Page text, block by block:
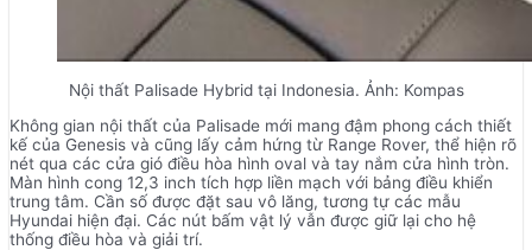
Nội thất Palisade Hybrid tại Indonesia. Ảnh: Kompas
Không gian nội thất của Palisade mới mang đậm phong cách thiết
kế của Genesis và cũng lấy cảm hứng từ Range Rover, thể hiện rõ
nét qua các cửa gió điều hòa hình oval và tay nắm cửa hình tròn.
Màn hình cong 12,3 inch tích hợp liền mạch với bảng điều khiển
trung tâm. Cần số được đặt sau vô lăng, tương tự các mẫu
Hyundai hiện đại. Các nút bấm vật lý vẫn được giữ lại cho hệ
thống điều hòa và giải trí.